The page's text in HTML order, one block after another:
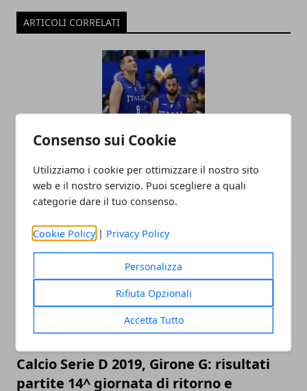
Consenso sui Cookie
Utilizziamo i cookie per ottimizzare il nostro sito
web e il nostro servizio. Puoi scegliere a quali
categorie dare il tuo consenso.
Cookie Policy | Privacy Policy
Personalizza
Rifiuta Opzionali
Accetta Tutto
ARTICOLI CORRELATI
Mondiale di Basket: dove può arrivare
l'Italia di Meo Sacchetti?
Calcio Serie D 2019, Girone G: risultati
partite 14^ giornata di ritorno e